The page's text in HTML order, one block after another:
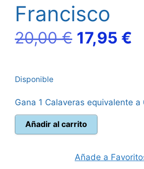
Francisco
20,00€ El
era:
20,00 €.
17,95 €
Disponible
Gana 1 Calaveras equivalente a
1906
San
Añadir al carrito
Añade a